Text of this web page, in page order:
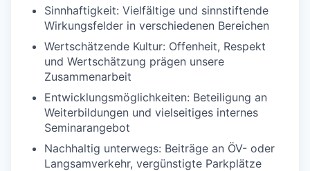
Sinnhaftigkeit: Vielfältige und sinnstiftende
Wirkungsfelder in verschiedenen Bereichen
Wertschätzende Kultur: Offenheit, Respekt
und Wertschätzung prägen unsere
Zusammenarbeit
Entwicklungsmöglichkeiten: Beteiligung an
Weiterbildungen und vielseitiges internes
Seminarangebot
Nachhaltig unterwegs: Beiträge an ÖV- oder
Langsamverkehr, vergünstigte Parkplätze